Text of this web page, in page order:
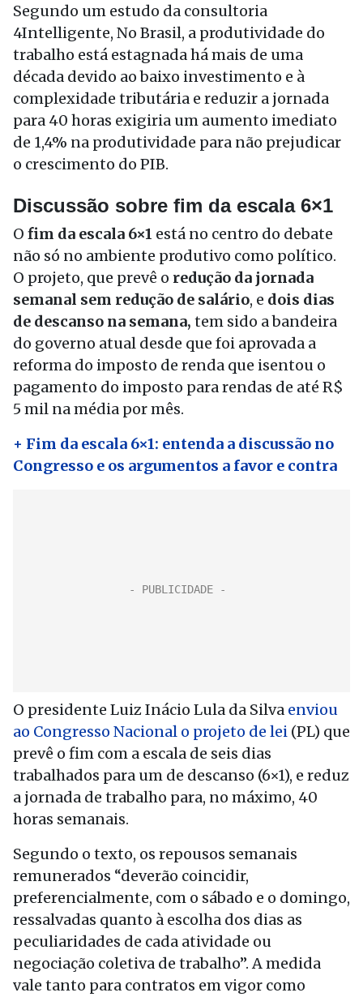
Segundo um estudo da consultoria
4Intelligente, No Brasil, a produtividade do
trabalho está estagnada há mais de uma
década devido ao baixo investimento e à
complexidade tributária e reduzir a jornada
para 40 horas exigiria um aumento imediato
de 1,4% na produtividade para não prejudicar
o crescimento do PIB.
Discussão sobre fim da escala 6×1
O fim da escala 6×1 está no centro do debate
não só no ambiente produtivo como político.
O projeto, que prevê o redução da jornada
semanal sem redução de salário, e dois dias
de descanso na semana, tem sido a bandeira
do governo atual desde que foi aprovada a
reforma do imposto de renda que isentou o
pagamento do imposto para rendas de até R$
5 mil na média por mês.
+ Fim da escala 6×1: entenda a discussão no
Congresso e os argumentos a favor e contra
O presidente Luiz Inácio Lula da Silva enviou
ao Congresso Nacional o projeto de lei (PL) que
prevê o fim com a escala de seis dias
trabalhados para um de descanso (6×1), e reduz
a jornada de trabalho para, no máximo, 40
horas semanais.
Segundo o texto, os repousos semanais
remunerados “deverão coincidir,
preferencialmente, com o sábado e o domingo,
ressalvadas quanto à escolha dos dias as
peculiaridades de cada atividade ou
negociação coletiva de trabalho”. A medida
vale tanto para contratos em vigor como